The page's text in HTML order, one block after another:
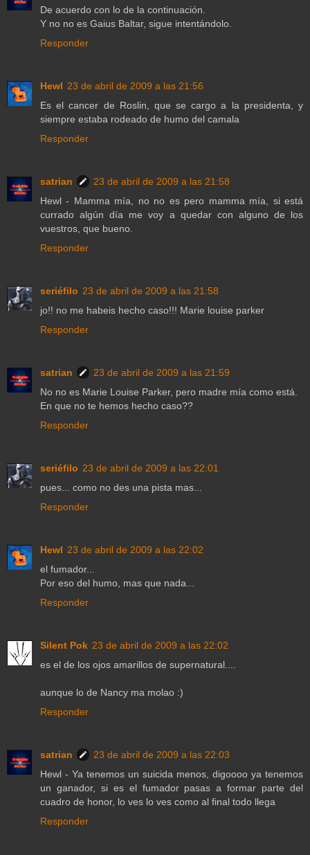
De acuerdo con lo de la continuación.
Y no no es Gaius Baltar, sigue intentándolo.
Responder
Hewl 23 de abril de 2009 a las 21:56
Es el cancer de Roslin, que se cargo a la presidenta, y
siempre estaba rodeado de humo del camala
Responder
satrian
23 de abril de 2009 a las 21:58
Hewl - Mamma mía, no no es pero mamma mía, si está
currado algún día me voy a quedar con alguno de los
vuestros, que bueno.
Responder
seriéfilo 23 de abril de 2009 a las 21:58
jo!! no me habeis hecho caso!!! Marie louise parker
Responder
satrian
23 de abril de 2009 a las 21:59
No no es Marie Louise Parker, pero madre mía como está.
En que no te hemos hecho caso??
Responder
seriéfilo 23 de abril de 2009 a las 22:01
pues... como no des una pista mas...
Responder
Hewl 23 de abril de 2009 a las 22:02
el fumador...
Por eso del humo, mas que nada...
Responder
Silent Pok 23 de abril de 2009 a las 22:02
es el de los ojos amarillos de supernatural....
aunque lo de Nancy ma molao :)
Responder
satrian
23 de abril de 2009 a las 22:03
Hewl - Ya tenemos un suicida menos, digoooo ya tenemos
un ganador, si es el fumador pasas a formar parte del
cuadro de honor, lo ves lo ves como al final todo llega
Responder